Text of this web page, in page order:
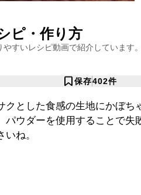
ピ・作り方
すいレシピ動画で紹介しています。
保存402件
とした食感の生地にかぼち
ウダーを使用することで失
ね。